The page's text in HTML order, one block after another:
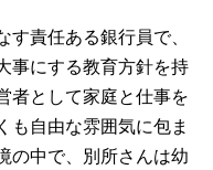
責任ある銀行員で、
事にする教育方針を持
者として家庭と仕事を
も自由な雰囲気に包ま
の中で、別所さんは幼